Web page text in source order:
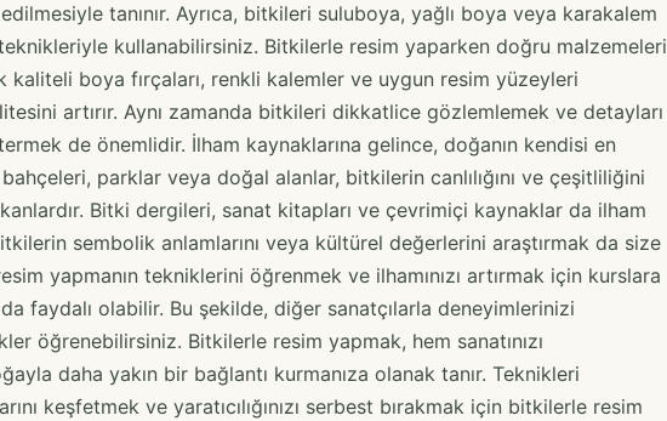
tanınır. Ayrıca, bitkileri suluboya, yağlı boya veya karakalem
kullanabilirsiniz. Bitkilerle resim yaparken doğru malzemeleri
kaliteli boya fırçaları, renkli kalemler ve uygun resim yüzeyleri
artırır. Aynı zamanda bitkileri dikkatlice gözlemlemek ve detayları
de önemlidir. İlham kaynaklarına gelince, doğanın kendisi en
parklar veya doğal alanlar, bitkilerin canlılığını ve çeşitliliğini
Bitki dergileri, sanat kitapları ve çevrimiçi kaynaklar da ilham
sembolik anlamlarını veya kültürel değerlerini araştırmak da size
yapmanın tekniklerini öğrenmek ve ilhamınızı artırmak için kurslara
faydalı olabilir. Bu şekilde, diğer sanatçılarla deneyimlerinizi
öğrenebilirsiniz. Bitkilerle resim yapmak, hem sanatınızı
daha yakın bir bağlantı kurmanıza olanak tanır. Teknikleri
keşfetmek ve yaratıcılığınızı serbest bırakmak için bitkilerle resim